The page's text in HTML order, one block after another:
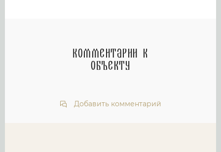
Комментарии к
объекту
Добавить комментарий